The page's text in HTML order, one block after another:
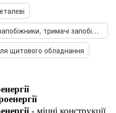
Розривні рубильники, запобіжники, тримачі запобіжників
щитового обладнання
- міцні конструкції,